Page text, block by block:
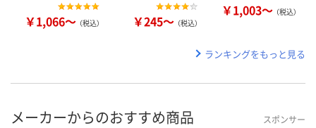
￥1,066～ （税込） ￥245～ （税込）
￥1,003～ （税込）
ランキングをもっと見る
メーカーからのおすすめ商品 スポンサー